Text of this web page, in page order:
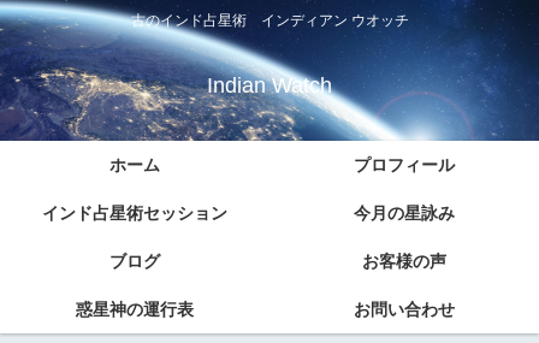
古のインド占星術 インディアン ウオッチ
Indian Watch
ホーム プロフィール
インド占星術セッション 今月の星詠み
ブログ お客様の声
惑星神の運行表 お問い合わせ